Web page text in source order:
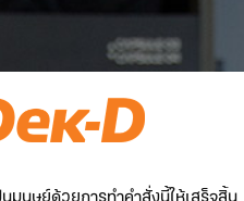
มนุษย์ด้วยการทำคำสั่งนี้ให้เสร็จสิ้น